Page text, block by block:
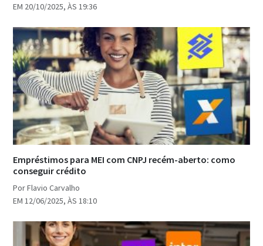
EM 20/10/2025, ÀS 19:36
Empréstimos para MEI com CNPJ recém-aberto: como
conseguir crédito
Por Flavio Carvalho
EM 12/06/2025, ÀS 18:10